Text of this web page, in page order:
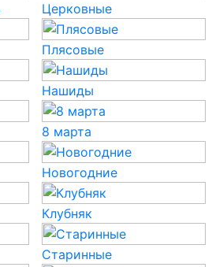
Церковные
Плясовые
Нашиды
8 марта
Новогодние
Клубняк
Старинные